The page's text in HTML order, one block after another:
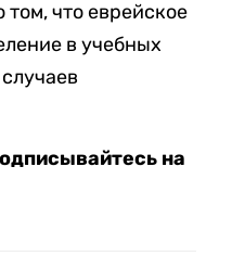
что еврейское
в учебных
на